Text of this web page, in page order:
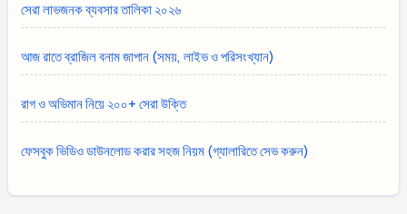
সেরা লাভজনক ব্যবসার তালিকা ২০২৬
আজ রাতে ব্রাজিল বনাম জাপান (সময়, লাইভ ও পরিসংখ্যান)
রাগ ও অভিমান নিয়ে ২০০+ সেরা উক্তি
ফেসবুক ভিডিও ডাউনলোড করার সহজ নিয়ম (গ্যালারিতে সেভ করুন)